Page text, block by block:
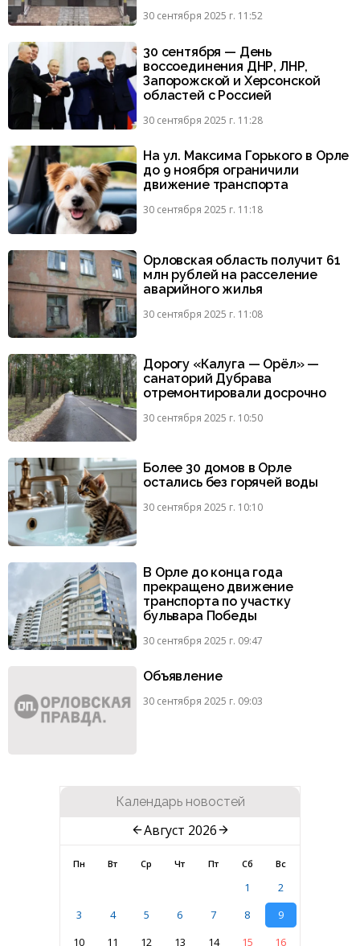
30 сентября 2025 г. 11:52
30 сентября — День
воссоединения ДНР, ЛНР,
Запорожской и Херсонской
областей с Россией
30 сентября 2025 г. 11:28
На ул. Максима Горького в Орле
до 9 ноября ограничили
движение транспорта
30 сентября 2025 г. 11:18
Орловская область получит 61
млн рублей на расселение
аварийного жилья
30 сентября 2025 г. 11:08
Дорогу «Калуга — Орёл» —
санаторий Дубрава
отремонтировали досрочно
30 сентября 2025 г. 10:50
Более 30 домов в Орле
остались без горячей воды
30 сентября 2025 г. 10:10
В Орле до конца года
прекращено движение
транспорта по участку
бульвара Победы
30 сентября 2025 г. 09:47
Объявление
30 сентября 2025 г. 09:03
Календарь новостей
Август 2026
Пн Вт Ср Чт Пт Сб Вс
1
2
3
4 5 6 7 8
9
10
11 12 13 14 15 16